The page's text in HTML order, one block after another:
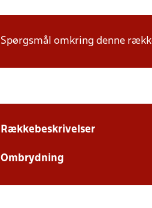
Spørgsmål omkring denne
Rækkebeskrivelser
Ombrydning